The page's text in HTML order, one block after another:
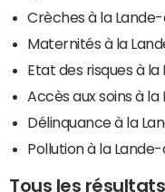
Crèches à la
Maternités à la
Etat des risques à
Accès aux soins à
Délinquance à la
Pollution à la
Tous les